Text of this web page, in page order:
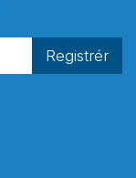
Registrér